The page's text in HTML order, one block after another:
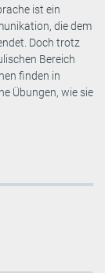
ist ein
die dem
Doch trotz
Bereich
finden in
Übungen, wie sie